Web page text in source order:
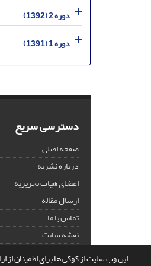
این وب سایت از کوکی ها برای اطمینان از
دوره 2 (1392)
دوره 1 (1391)
دسترسی سریع
صفحه اصلی
درباره نشریه
اعضای هیات تحریریه
ارسال مقاله
تماس با ما
نقشه سایت